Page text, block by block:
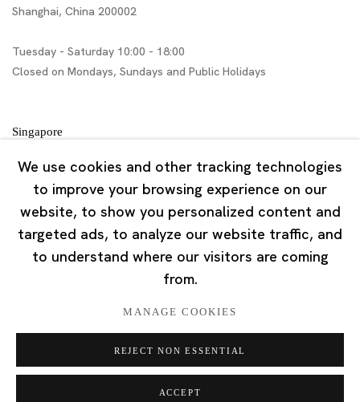
Shanghai, China 200002
Tuesday - Saturday 10:00 - 18:00
Closed on Mondays, Sundays and Public Holidays
Singapore
7 Lock Road, #02-13 Gillman Barracks
Singapore 108935
Tuesday - Saturday 11:00 - 19:00
Closed on Mondays, Sundays and Public Holidays
Cookie Policy Manage cookies
版权 2026 Ota Fine Arts
We use cookies and other tracking technologies
to improve your browsing experience on our
website, to show you personalized content and
targeted ads, to analyze our website traffic, and
to understand where our visitors are coming
from.
MANAGE COOKIES
REJECT NON ESSENTIAL
ACCEPT